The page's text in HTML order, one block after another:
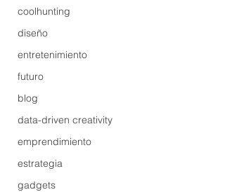
coolhunting
diseño
entretenimiento
futuro
blog
data-driven creativity
emprendimiento
estrategia
gadgets